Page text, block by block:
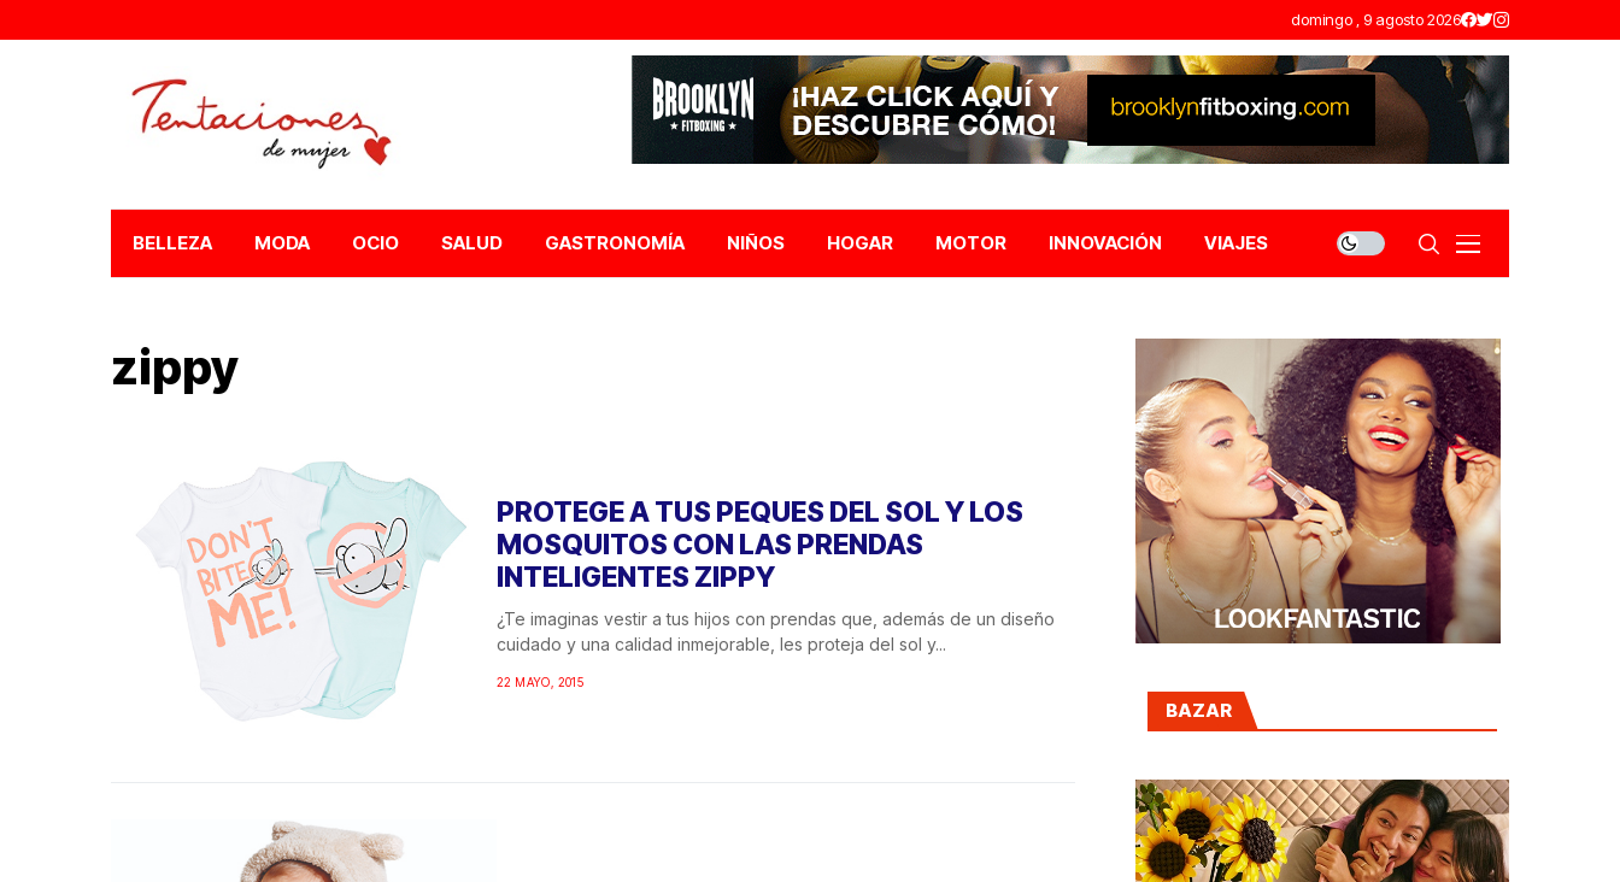
domingo , 9 agosto 2026
BELLEZA MODA OCIO SALUD GASTRONOMÍA NIÑOS HOGAR MOTOR INNOVACIÓN VIAJES
zippy
PROTEGE A TUS PEQUES DEL SOL Y LOS
MOSQUITOS CON LAS PRENDAS
INTELIGENTES ZIPPY
¿Te imaginas vestir a tus hijos con prendas que, además de un diseño
cuidado y una calidad inmejorable, les proteja del sol y...
22 MAYO, 2015
BAZAR